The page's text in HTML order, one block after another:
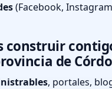
(Facebook,
construir
de
, portales,